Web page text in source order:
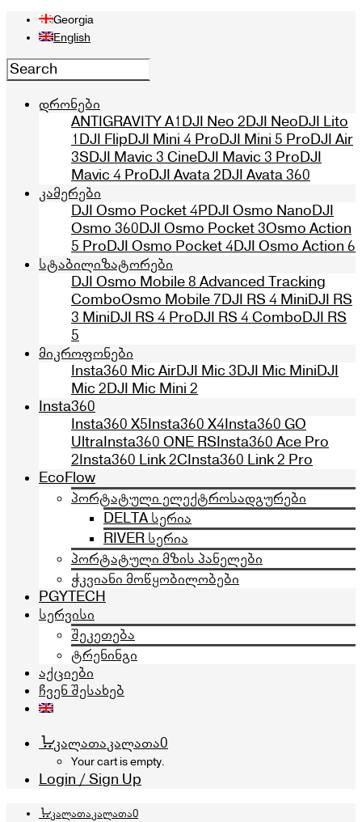
Georgia
English
დრონები
ANTIGRAVITY A1DJI Neo 2DJI NeoDJI Lito
1DJI FlipDJI Mini 4 ProDJI Mini 5 ProDJI Air
3SDJI Mavic 3 CineDJI Mavic 3 ProDJI
Mavic 4 ProDJI Avata 2DJI Avata 360
კამერები
DJI Osmo Pocket 4PDJI Osmo NanoDJI
Osmo 360DJI Osmo Pocket 3Osmo Action
5 ProDJI Osmo Pocket 4DJI Osmo Action 6
სტაბილიზატორები
DJI Osmo Mobile 8 Advanced Tracking
ComboOsmo Mobile 7DJI RS 4 MiniDJI RS
3 MiniDJI RS 4 ProDJI RS 4 ComboDJI RS
5
მიკროფონები
Insta360 Mic AirDJI Mic 3DJI Mic MiniDJI
Mic 2DJI Mic Mini 2
Insta360
Insta360 X5Insta360 X4Insta360 GO
UltraInsta360 ONE RSInsta360 Ace Pro
2Insta360 Link 2CInsta360 Link 2 Pro
EcoFlow
პორტატული ელექტროსადგურები
DELTA სერია
RIVER სერია
პორტატული მზის პანელები
ჭკვიანი მოწყობილობები
PGYTECH
სერვისი
შეკეთება
ტრენინგი
აქციები
ჩვენ შესახებ
კალათაკალათა0
Your cart is empty.
Login / Sign Up
კალათაკალათა0